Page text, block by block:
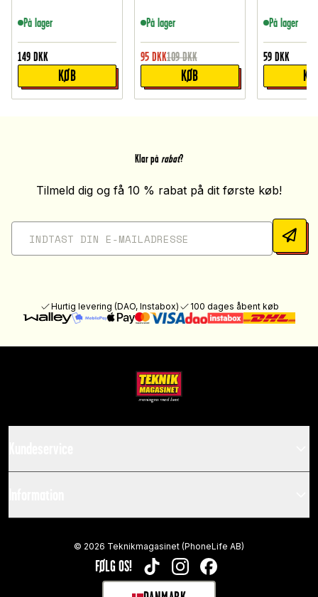
På lager
149 DKK
KØB
På lager
95 DKK109 DKK
KØB
På lager
59 DKK
Klar på rabat?
Tilmeld dig og få 10 % rabat på dit første køb!
Hurtig levering (DAO, Instabox) 100 dages åbent køb
FØLG OS! TIKTOKINSTAGRAMFACEBOOK
© 2026 Teknikmagasinet (PhoneLife AB)